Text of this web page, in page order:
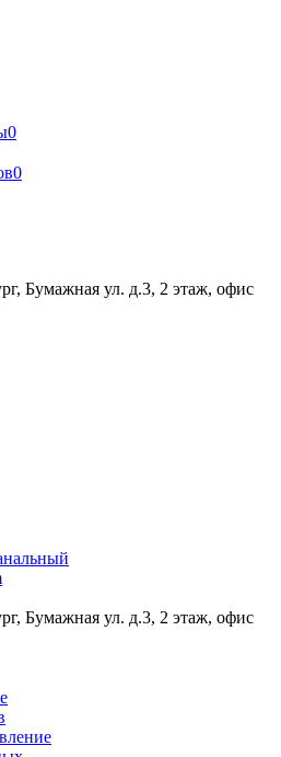
0
0
Бумажная ул. д.3, 2 этаж, офис
Бумажная ул. д.3, 2 этаж, офис